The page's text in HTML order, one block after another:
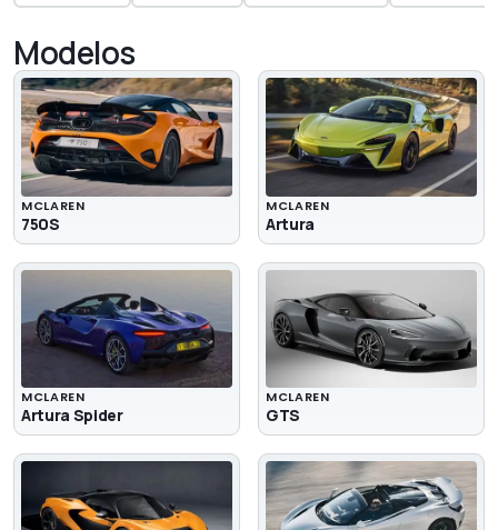
Modelos
MCLAREN
750S
MCLAREN
Artura
MCLAREN
Artura Spider
MCLAREN
GTS